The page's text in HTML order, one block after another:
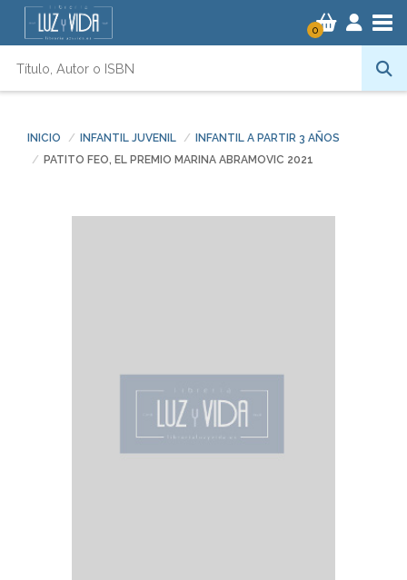
0
INICIO INFANTIL JUVENIL
INFANTIL A PARTIR 3 AÑOS
PATITO FEO, EL PREMIO MARINA ABRAMOVIC 2021